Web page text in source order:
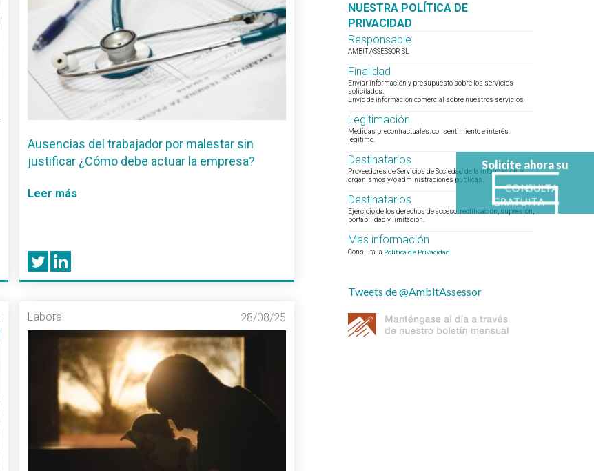
Solicite ahora su
CONSULTA
GRATUITA
Ausencias del trabajador por malestar sin
justificar ¿Cómo debe actuar la empresa?
Leer más
Laboral 28/08/25
NUESTRA POLÍTICA DE
PRIVACIDAD
Responsable
AMBIT ASSESSOR SL
Finalidad
Enviar información y presupuesto sobre los servicios
solicitados.
Envío de información comercial sobre nuestros servicios
Legitimación
Medidas precontractuales, consentimiento e interés
legítimo.
Destinatarios
Proveedores de Servicios de Sociedad de la información, y
organismos y/o administraciones públicas.
Destinatarios
Ejercicio de los derechos de acceso, rectificación, supresión,
portabilidad y limitación.
Mas información
Consulta la Política de Privacidad
Tweets de @AmbitAssessor